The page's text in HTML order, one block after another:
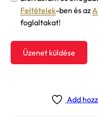
Feltételek-ben és az
foglaltakat!
Üzenet küldése
Add